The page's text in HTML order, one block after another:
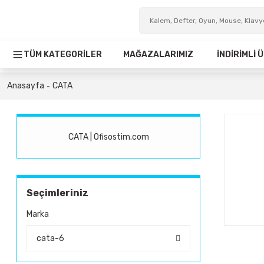
TÜM KATEGORİLER MAĞAZALARIMIZ İNDİRİMLİ
Anasayfa CATA
CATA | Ofisostim.com
Seçimleriniz
Marka
cata-6